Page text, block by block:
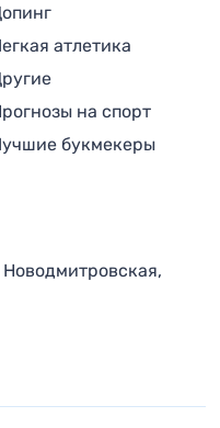
атлетика
на спорт
букмекеры
Новодмитровская,